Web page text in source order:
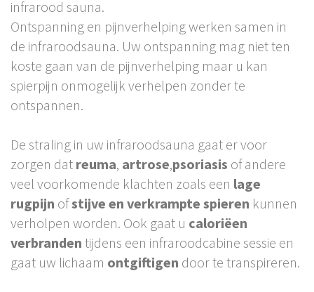
infrarood sauna.
Ontspanning en pijnverhelping werken samen in
de infraroodsauna. Uw ontspanning mag niet ten
koste gaan van de pijnverhelping maar u kan
spierpijn onmogelijk verhelpen zonder te
ontspannen.
De straling in uw infraroodsauna gaat er voor
zorgen dat reuma, artrose,psoriasis of andere
veel voorkomende klachten zoals een lage
rugpijn ofstijve en verkrampte spieren kunnen
verholpen worden. Ook gaat u caloriëen
verbranden tijdens een infraroodcabine sessie en
gaat uw lichaam ontgiftigen door te transpireren.